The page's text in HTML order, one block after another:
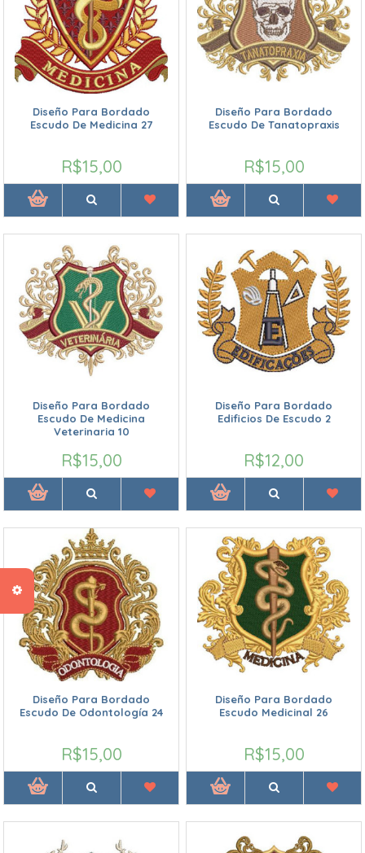
Diseño Para Bordado
Escudo De Medicina 27
R$15,00
Diseño Para Bordado
Escudo De Tanatopraxis
R$15,00
Diseño Para Bordado
Escudo De Medicina
Veterinaria 10
R$15,00
Diseño Para Bordado
Edificios De Escudo 2
R$12,00
Diseño Para Bordado
Escudo De Odontología 24
R$15,00
Diseño Para Bordado
Escudo Medicinal 26
R$15,00